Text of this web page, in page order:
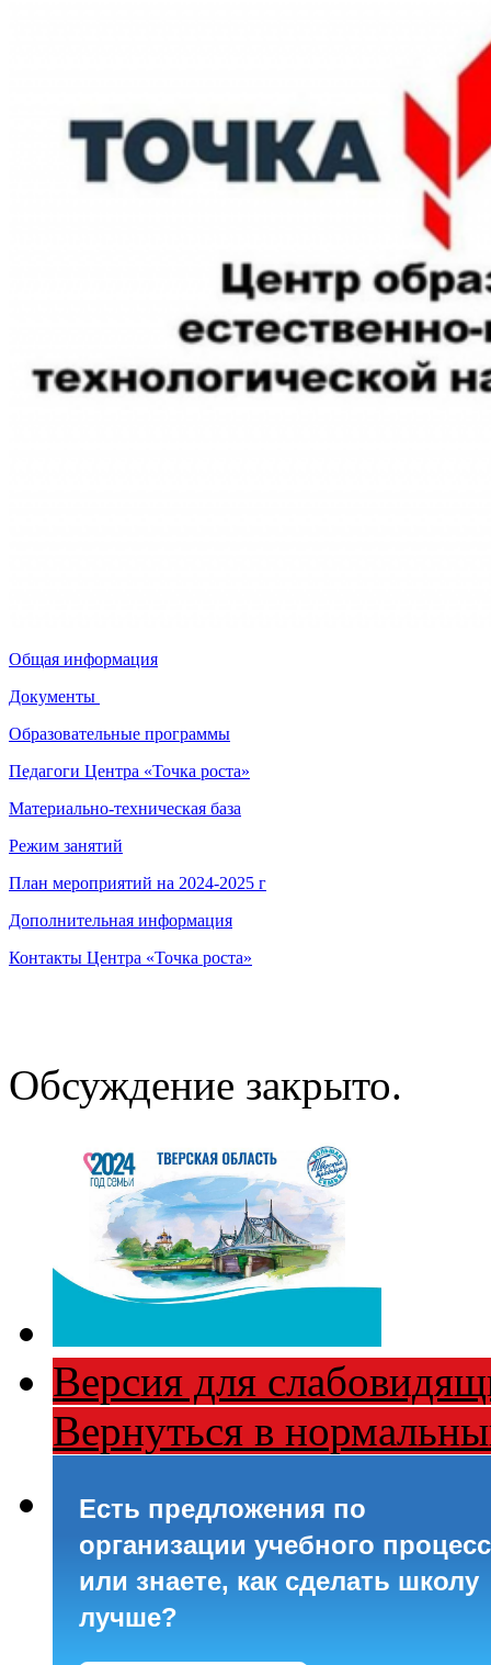
Общая информация
Документы
Образовательные программы
Педагоги Центра «Точка роста»
Материально-техническая база
Режим занятий
План мероприятий на 2024-2025 г
Дополнительная информация
Контакты Центра «Точка роста»
Обсуждение закрыто.
Версия для
Вернуться в
Есть предложения по
организации учебного
или знаете, как сделать школу
лучше?